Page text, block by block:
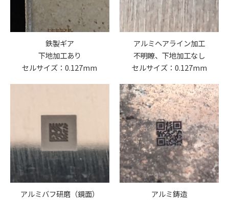
鉄製ギア
下地加工あり
セルサイズ：0.127mm
アルミヘアライン加工
不明瞭、下地加工なし
セルサイズ：0.127mm
アルミバフ研磨（鏡面）
アルミ鋳造